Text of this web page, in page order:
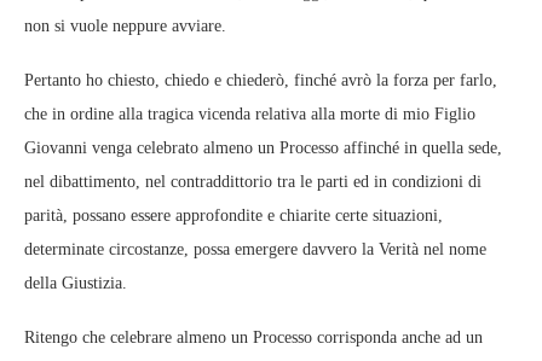
non si vuole neppure avviare.
Pertanto ho chiesto, chiedo e chiederò, finché avrò la forza per farlo,
che in ordine alla tragica vicenda relativa alla morte di mio Figlio
Giovanni venga celebrato almeno un Processo affinché in quella sede,
nel dibattimento, nel contraddittorio tra le parti ed in condizioni di
parità, possano essere approfondite e chiarite certe situazioni,
determinate circostanze, possa emergere davvero la Verità nel nome
della Giustizia.
Ritengo che celebrare almeno un Processo corrisponda anche ad un